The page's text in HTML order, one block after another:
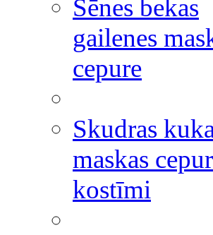
Sēnes bekas
gailenes
cepure
Skudras
maskas
kostīmi